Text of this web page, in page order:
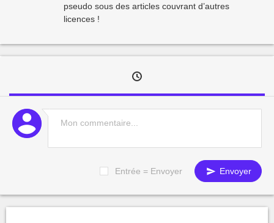
pseudo sous des articles couvrant d’autres
licences !
Entrée = Envoyer Envoyer